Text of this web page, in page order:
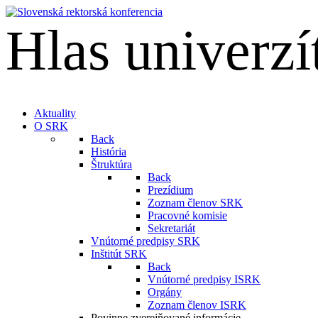
Hlas
Aktuality
O SRK
Back
História
Štruktúra
Back
Prezídium
Zoznam členov SRK
Pracovné komisie
Sekretariát
Vnútorné predpisy SRK
Inštitút SRK
Back
Vnútorné predpisy ISRK
Orgány
Zoznam členov ISRK